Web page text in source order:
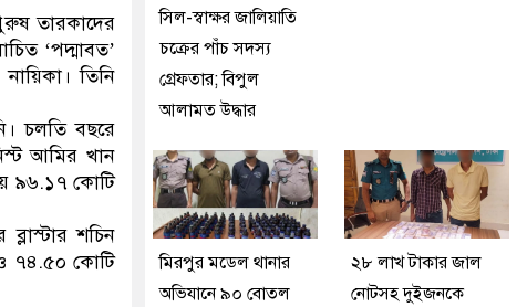
তারকাদের
‘পদ্মাবত’
তিনি
চলতি বছরে
আমির খান
৯৬.১৭ কোটি
শচিন
৭৪.৫০ কোটি
সিল-স্বাক্ষর জালিয়াতি
চক্রের পাঁচ সদস্য
গ্রেফতার; বিপুল
আলামত উদ্ধার
মিরপুর মডেল থানার
অভিযানে ৯০ বোতল
২৮ লাখ টাকার জাল
নোটসহ দুইজনকে